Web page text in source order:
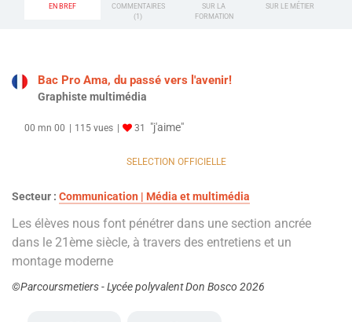
EN BREF
COMMENTAIRES
(1)
SUR LA
FORMATION
SUR LE MÉTIER
Bac Pro Ama, du passé vers l'avenir!
Graphiste multimédia
00 mn 00 115 vues 31 "j'aime"
SELECTION OFFICIELLE
Secteur : Communication | Média et multimédia
Les élèves nous font pénétrer dans une section ancrée
dans le 21ème siècle, à travers des entretiens et un
montage moderne
©Parcoursmetiers - Lycée polyvalent Don Bosco 2026